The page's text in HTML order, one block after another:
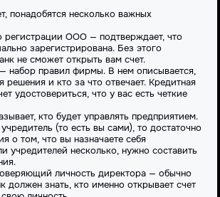
понадобятся несколько важных
регистрации ООО — подтверждает, что
зарегистрирована. Без этого
не сможет открыть вам счет.
набор правил фирмы. В нем описывается,
решения и кто за что отвечает. Кредитная
удостовериться, что у вас есть четкие
кто будет управлять предприятием.
(то есть вы сами), то достаточно
о том, что вы назначаете себя
учредителей несколько, нужно составить
личность директора — обычно
должен знать, кто именно открывает счет